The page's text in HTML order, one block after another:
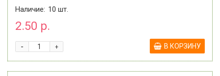
Наличие: 10 шт.
2.50 р.
+
- В КОРЗИНУ